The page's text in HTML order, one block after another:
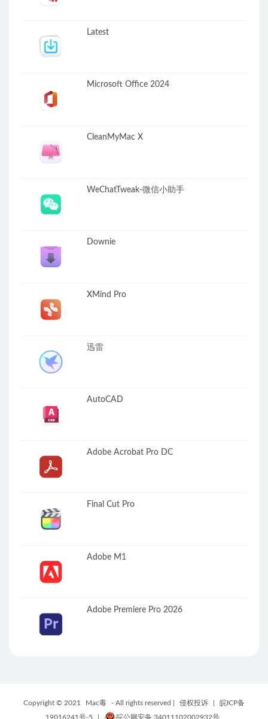
Latest
Microsoft Office 2024
CleanMyMac X
WeChatTweak-微信小助手
Downie
XMind Pro
迅雷
AutoCAD
Adobe Acrobat Pro DC
Final Cut Pro
Adobe M1
Adobe Premiere Pro 2026
Copyright © 2021 Mac毒 - All rights reserved | 侵权投诉
皖ICP备
19016241号-5
皖公网安备 34011102002932号